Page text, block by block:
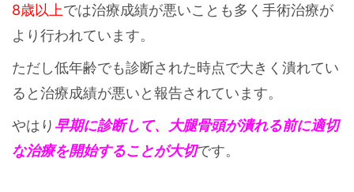
8歳以上では治療成績が悪いことも多く手術治療が
より行われています。
ただし低年齢でも診断された時点で大きく潰れてい
ると治療成績が悪いと報告されています。
やはり 早期に診断して、大腿骨頭が潰れる前に適切
な治療を開始することが大切です。